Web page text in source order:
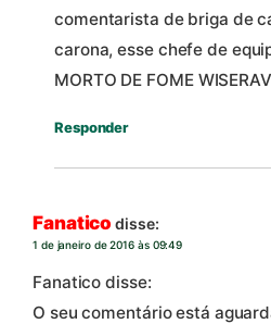
comentarista de briga de
carona, esse chefe de
MORTO DE FOME
Responder
Fanatico disse:
1 de janeiro de 2016 às 09:49
Fanatico disse:
O seu comentário está